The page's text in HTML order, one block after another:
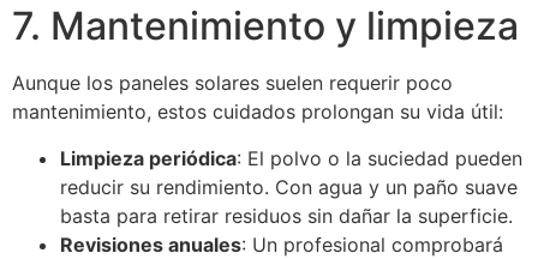
7. Mantenimiento y limpieza
Aunque los paneles solares suelen requerir poco
mantenimiento, estos cuidados prolongan su vida útil:
Limpieza periódica: El polvo o la suciedad pueden
reducir su rendimiento. Con agua y un paño suave
basta para retirar residuos sin dañar la superficie.
Revisiones anuales: Un profesional comprobará